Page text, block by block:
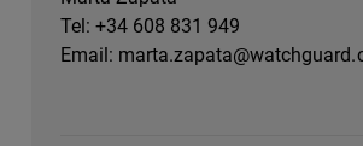
Tel: +34 608 831 949
Email: